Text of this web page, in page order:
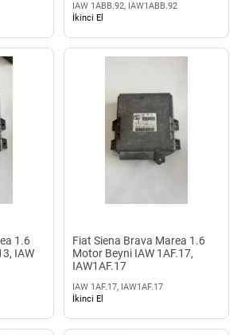
IAW 1ABB.92, IAW1ABB.92
İkinci El
1.6
IAW
Fiat Siena Brava Marea 1.6
Motor Beyni IAW 1AF.17,
IAW1AF.17
IAW 1AF.17, IAW1AF.17
İkinci El